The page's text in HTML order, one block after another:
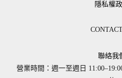
隱私權
聯絡我
營業時間：週一至週日